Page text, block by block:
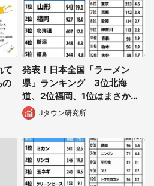
府選択
て
の
発表！日本全国「ラーメン
県」ランキング 3位北海
道、2位福岡、1位はまさか
の... Jタウン研究所